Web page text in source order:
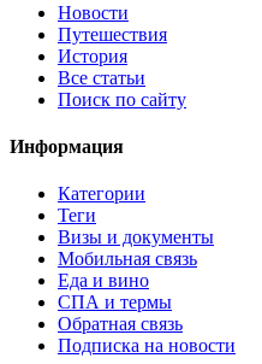
Новости
Путешествия
История
Все статьи
Поиск по сайту
Информация
Категории
Теги
Визы и документы
Мобильная связь
Еда и вино
СПА и термы
Обратная связь
Подписка на новости